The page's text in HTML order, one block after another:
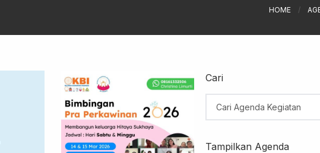
HOME /
Cari
Tampilkan Agenda